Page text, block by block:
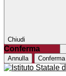
Chiudi
Conferma
Annulla Conferma